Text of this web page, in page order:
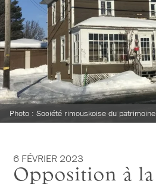
Photo : Société rimouskoise du patrimoine
6 FÉVRIER 2023
Opposition à la